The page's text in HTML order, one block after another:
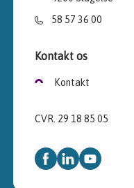
58 57 36 00
Kontakt os
Kontakt
CVR. 29 18 85 05